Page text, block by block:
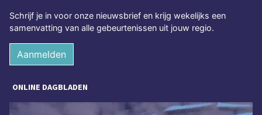
Schrijf je in voor onze nieuwsbrief en krijg wekelijks een
samenvatting van alle gebeurtenissen uit jouw regio.
Aanmelden
ONLINE DAGBLADEN